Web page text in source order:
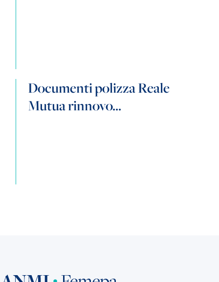
Documenti polizza Reale
Mutua rinnovo...